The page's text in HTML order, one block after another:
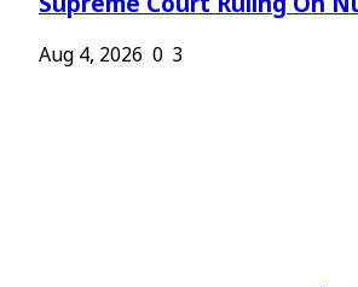
Supreme Court Ruling On
Aug 4, 2026 0 3